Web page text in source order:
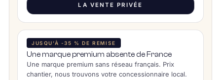
LA VENTE PRIVÉE
JUSQU’À -35 % DE REMISE
Une marque premium absente de France
Une marque premium sans réseau français. Prix
chantier, nous trouvons votre concessionnaire local.